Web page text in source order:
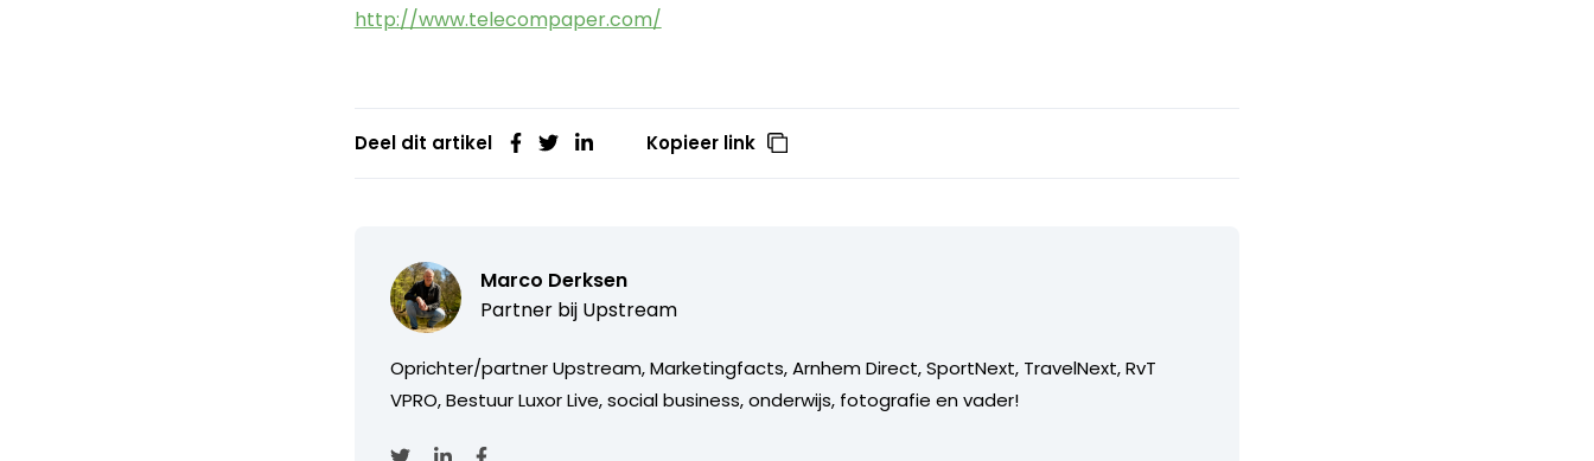
http://www.telecompaper.com/
Deel dit artikel Kopieer link
Marco Derksen
Partner bij Upstream
Oprichter/partner Upstream, Marketingfacts, Arnhem Direct, SportNext, TravelNext, RvT
VPRO, Bestuur Luxor Live, social business, onderwijs, fotografie en vader!